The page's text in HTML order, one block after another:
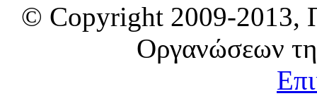
© Copyright 2009-2013,
Οργανώσεων